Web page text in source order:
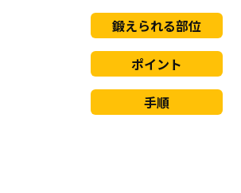
鍛えられる部位
ポイント
手順